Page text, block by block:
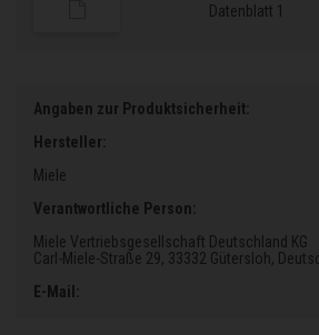
Datenblatt 1
Angaben zur Produktsicherheit:
Hersteller:
Miele
Verantwortliche Person:
Miele Vertriebsgesellschaft Deutschland KG
Carl-Miele-Straße 29, 33332 Gütersloh,
E-Mail: